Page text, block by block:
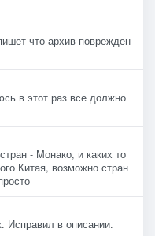
что архив поврежден
в этот раз все должно
- Монако, и каких то
Китая, возможно стран
Исправил в описании.